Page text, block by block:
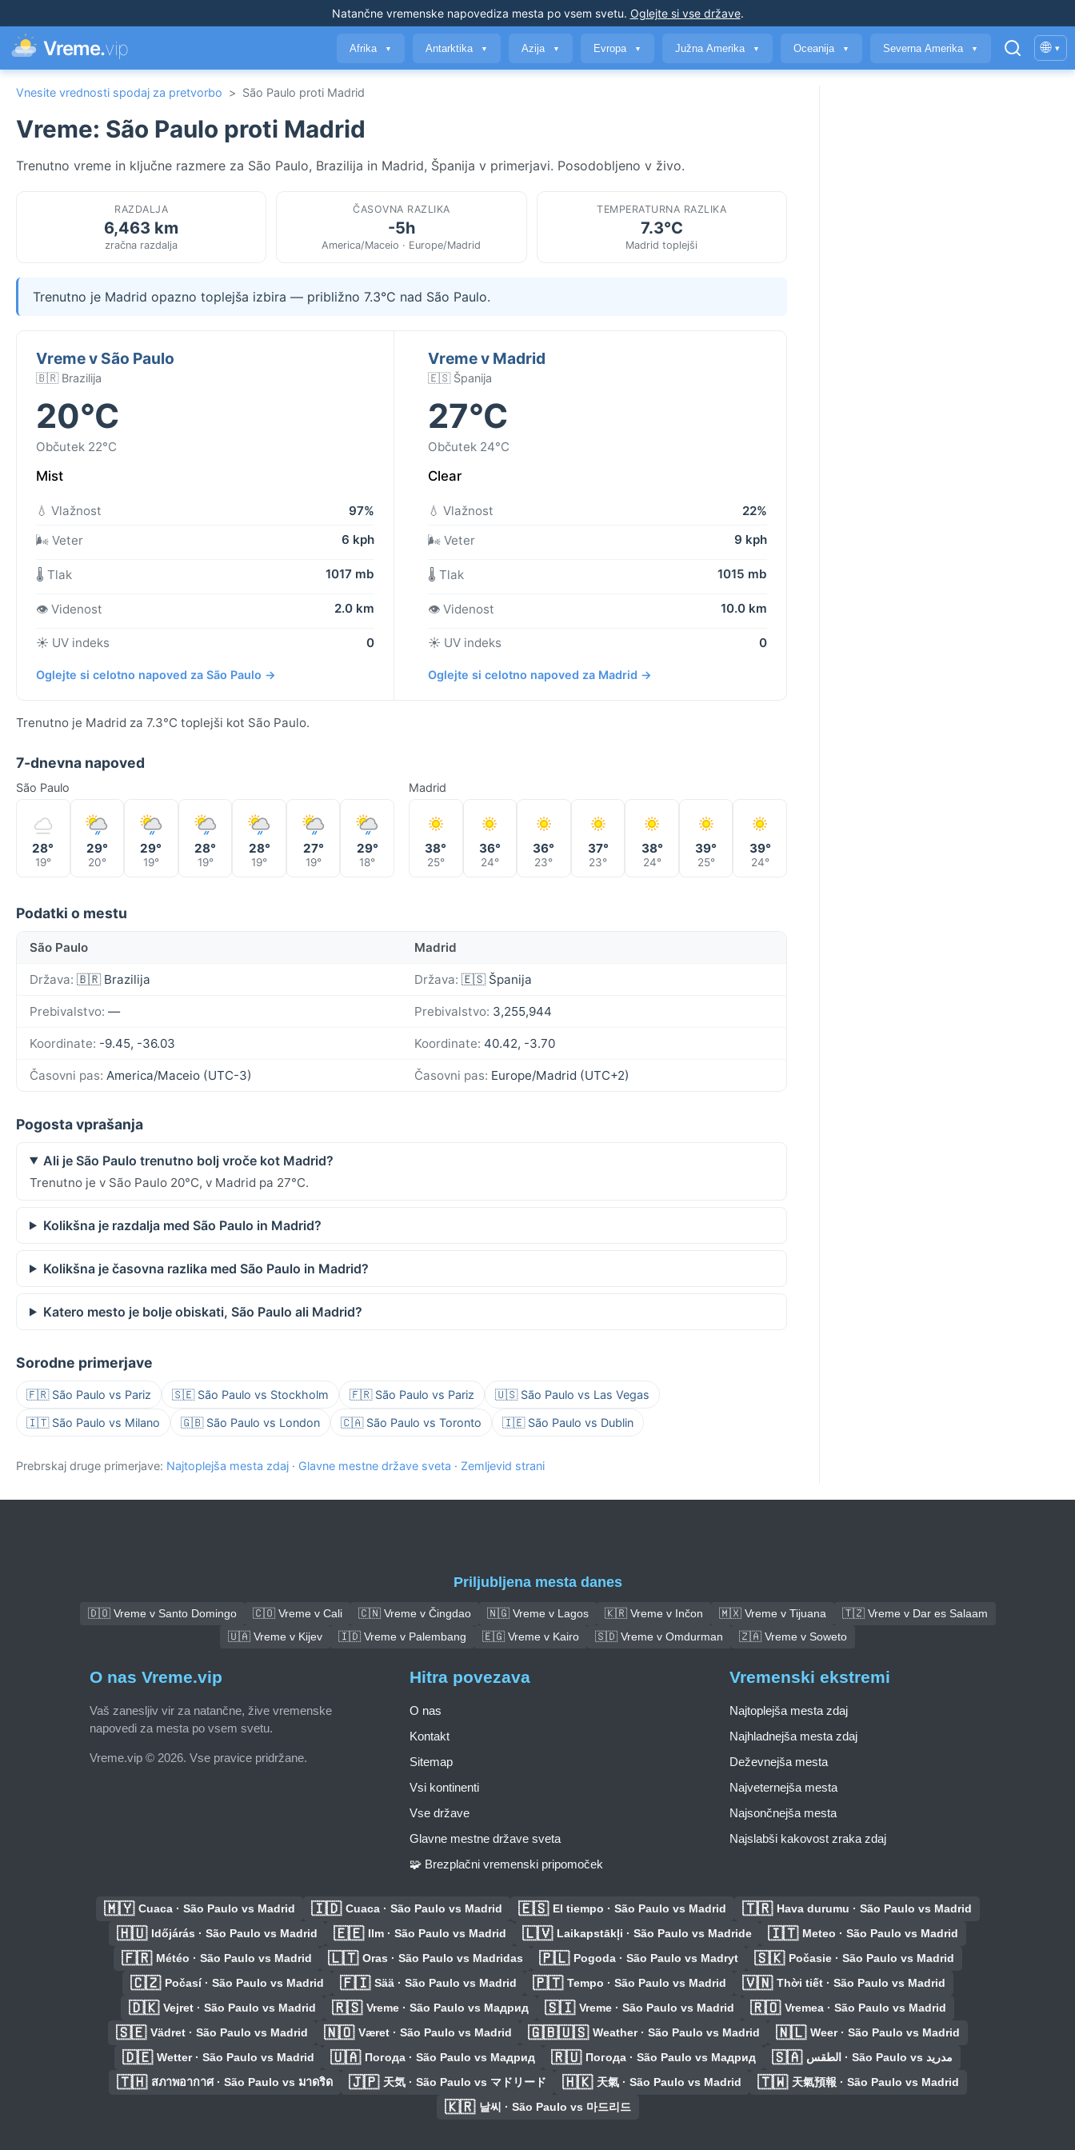
Natančne vremenske napovediza mesta po vsem svetu. Oglejte si vse države.
Vreme.vip Afrika ▼ Antarktika ▼ Azija ▼ Evropa ▼ Južna Amerika ▼ Oceanija ▼ Severna Amerika ▼ 🌐 ▾
Vnesite vrednosti spodaj za pretvorbo > São Paulo proti Madrid
Vreme: São Paulo proti Madrid
Trenutno vreme in ključne razmere za São Paulo, Brazilija in Madrid, Španija v primerjavi. Posodobljeno v živo.
RAZDALJA
6,463 km
zračna razdalja
ČASOVNA RAZLIKA
-5h
America/Maceio · Europe/Madrid
TEMPERATURNA RAZLIKA
7.3°C
Madrid toplejši
Trenutno je Madrid opazno toplejša izbira — približno 7.3°C nad São Paulo.
Vreme v São Paulo
🇧🇷 Brazilija
20°C
Občutek 22°C
Mist
💧 Vlažnost
97%
🌬️ Veter
6 kph
🌡️ Tlak 1017 mb
👁️ Videnost 2.0 km
☀️ UV indeks 0
Oglejte si celotno napoved za São Paulo →
Vreme v Madrid
🇪🇸 Španija
27°C
Občutek 24°C
Clear
💧 Vlažnost
22%
🌬️ Veter
9 kph
🌡️ Tlak 1015 mb
👁️ Videnost 10.0 km
☀️ UV indeks 0
Oglejte si celotno napoved za Madrid →
Trenutno je Madrid za 7.3°C toplejši kot São Paulo.
7-dnevna napoved
São Paulo
28°
19°
29°
20°
29°
19°
28°
19°
28°
19°
27°
19°
29°
18°
Madrid
38°
25°
36°
24°
36°
23°
37°
23°
38°
24°
39°
25°
39°
24°
Podatki o mestu
São Paulo Madrid
Država: 🇧🇷 Brazilija Država: 🇪🇸 Španija
Prebivalstvo: — Prebivalstvo: 3,255,944
Koordinate: -9.45, -36.03 Koordinate: 40.42, -3.70
Časovni pas: America/Maceio (UTC-3) Časovni pas: Europe/Madrid (UTC+2)
Pogosta vprašanja
Ali je São Paulo trenutno bolj vroče kot Madrid?
Trenutno je v São Paulo 20°C, v Madrid pa 27°C.
Kolikšna je razdalja med São Paulo in Madrid?
Kolikšna je časovna razlika med São Paulo in Madrid?
Katero mesto je bolje obiskati, São Paulo ali Madrid?
Sorodne primerjave
🇫🇷 São Paulo vs Pariz 🇸🇪 São Paulo vs Stockholm 🇫🇷 São Paulo vs Pariz 🇺🇸 São Paulo vs Las Vegas
🇮🇹 São Paulo vs Milano 🇬🇧 São Paulo vs London 🇨🇦 São Paulo vs Toronto 🇮🇪 São Paulo vs Dublin
Prebrskaj druge primerjave: Najtoplejša mesta zdaj · Glavne mestne države sveta · Zemljevid strani
Priljubljena mesta danes
🇩🇴 Vreme v Santo Domingo 🇨🇴 Vreme v Cali 🇨🇳 Vreme v Čingdao 🇳🇬 Vreme v Lagos 🇰🇷 Vreme v Inčon 🇲🇽 Vreme v Tijuana
🇹🇿 Vreme v Dar es Salaam
🇺🇦 Vreme v Kijev
🇮🇩 Vreme v Palembang 🇪🇬 Vreme v Kairo 🇸🇩 Vreme v Omdurman 🇿🇦 Vreme v Soweto
O nas Vreme.vip
Vaš zanesljiv vir za natančne, žive vremenske
napovedi za mesta po vsem svetu.
Vreme.vip © 2026. Vse pravice pridržane.
Hitra povezava
O nas
Kontakt
Sitemap
Vsi kontinenti
Vse države
Glavne mestne države sveta
🧩 Brezplačni vremenski pripomoček
Vremenski ekstremi
Najtoplejša mesta zdaj
Najhladnejša mesta zdaj
Deževnejša mesta
Najveternejša mesta
Najsončnejša mesta
Najslabši kakovost zraka zdaj
🇲🇾 Cuaca · São Paulo vs Madrid 🇮🇩 Cuaca · São Paulo vs Madrid 🇪🇸 El tiempo · São Paulo vs Madrid 🇹🇷 Hava durumu · São Paulo vs Madrid
🇭🇺 Időjárás · São Paulo vs Madrid 🇪🇪 Ilm · São Paulo vs Madrid 🇱🇻 Laikapstākļi · São Paulo vs Madride 🇮🇹 Meteo · São Paulo vs Madrid
🇫🇷 Météo · São Paulo vs Madrid 🇱🇹 Oras · São Paulo vs Madridas 🇵🇱 Pogoda · São Paulo vs Madryt 🇸🇰 Počasie · São Paulo vs Madrid
🇨🇿 Počasí · São Paulo vs Madrid 🇫🇮 Sää · São Paulo vs Madrid 🇵🇹 Tempo · São Paulo vs Madrid 🇻🇳 Thời tiết · São Paulo vs Madrid
🇩🇰 Vejret · São Paulo vs Madrid 🇷🇸 Vreme · São Paulo vs Мадрид 🇸🇮 Vreme · São Paulo vs Madrid 🇷🇴 Vremea · São Paulo vs Madrid
🇸🇪 Vädret · São Paulo vs Madrid 🇳🇴 Været · São Paulo vs Madrid 🇬🇧🇺🇸 Weather · São Paulo vs Madrid 🇳🇱 Weer · São Paulo vs Madrid
🇩🇪 Wetter · São Paulo vs Madrid 🇺🇦 Погода · São Paulo vs Мадрид 🇷🇺 Погода · São Paulo vs Мадрид 🇸🇦 الطقس · São Paulo vs مدريد
🇹🇭 สภาพอากาศ · São Paulo vs มาดริด 🇯🇵 天気 · São Paulo vs マドリード 🇭🇰 天氣 · São Paulo vs Madrid 🇹🇼 天氣預報 · São Paulo vs Madrid
🇰🇷 날씨 · São Paulo vs 마드리드